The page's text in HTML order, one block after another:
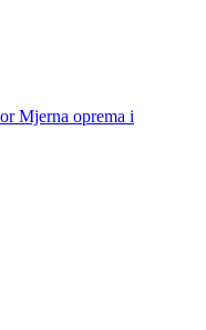
Mjerna oprema i